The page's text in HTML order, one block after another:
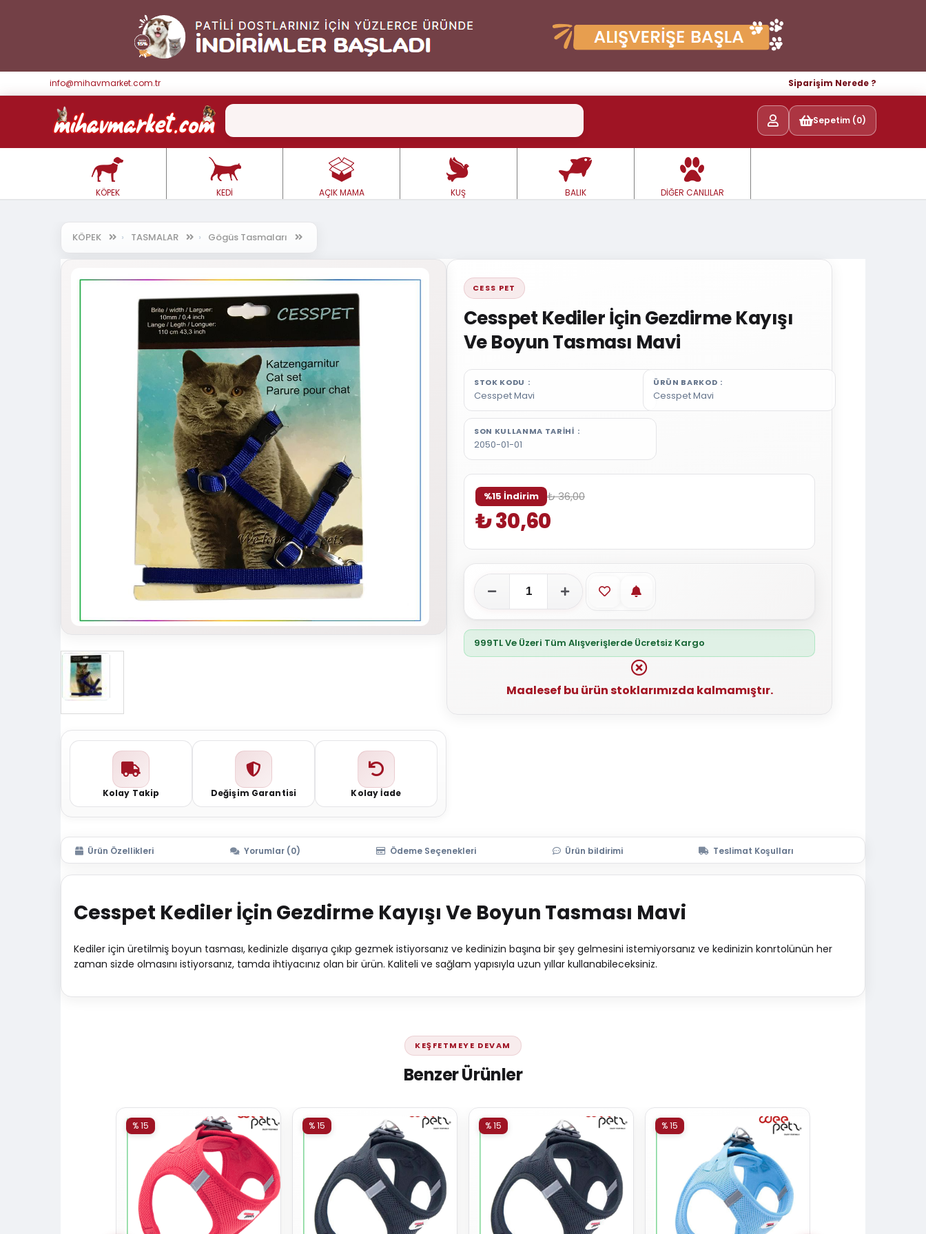
info@mihavmarket.com.tr Siparişim Nerede ?
Sepetim (0)
KÖPEK KEDİ AÇIK MAMA KUŞ BALIK DİĞER CANLILAR
KÖPEK TASMALAR Gögüs Tasmaları
Kolay Takip Değişim Garantisi Kolay İade
CESS PET
Cesspet Kediler İçin Gezdirme Kayışı
Ve Boyun Tasması Mavi
STOK KODU
Cesspet Mavi
ÜRÜN BARKOD
Cesspet Mavi
SON KULLANMA TARIHI
2050-01-01
%15 İndirim ₺ 36,00
₺ 30,60
Favorilere ekle
Stoğa gelince haber ver
999TL Ve Üzeri Tüm Alışverişlerde Ücretsiz Kargo
Maalesef bu ürün stoklarımızda kalmamıştır.
Ürün Özellikleri Yorumlar (0) Ödeme Seçenekleri Ürün bildirimi Teslimat Koşulları
Cesspet Kediler İçin Gezdirme Kayışı Ve Boyun Tasması Mavi
Kediler için üretilmiş boyun tasması, kedinizle dışarıya çıkıp gezmek istiyorsanız ve kedinizin başına bir şey gelmesini istemiyorsanız ve kedinizin konrtolünün her
zaman sizde olmasını istiyorsanız, tamda ihtiyacınız olan bir ürün. Kaliteli ve sağlam yapısıyla uzun yıllar kullanabileceksiniz.
KEŞFETMEYE DEVAM
Benzer Ürünler
% 15 % 15 % 15 % 15